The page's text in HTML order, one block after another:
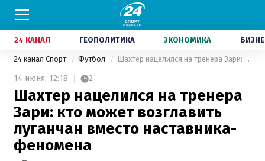
24 КАНАЛ ГЕОПОЛИТИКА ЭКОНОМИКА
24 канал Спорт Футбол Шахтер нацелился на тренера Зари: кто может возглавить луганчан вместо наставника-феномена
14 июня, 12:18 2
Шахтер нацелился на тренера
Зари: кто может возглавить
луганчан вместо наставника-
феномена